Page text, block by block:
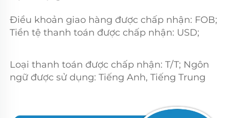
Tiền tệ thanh toán được chấp nhận: USD;
Loại thanh toán được chấp nhận: T/T; Ngôn
ngữ được sử dụng: Tiếng Anh, Tiếng Trung